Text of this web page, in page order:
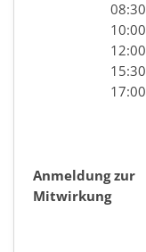
08:30
10:00
12:00
15:30
17:00
Anmeldung zur
Mitwirkung